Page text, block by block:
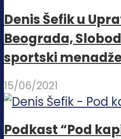
Denis Šefik u
Beograda,
sportski
15/06/2021
Podkast “Pod